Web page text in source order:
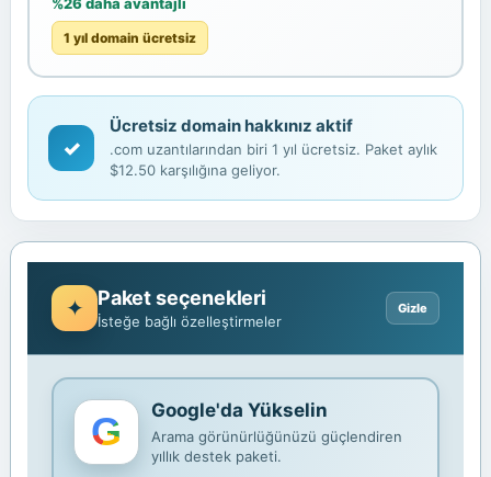
1 yıl domain ücretsiz
✓
Ücretsiz domain hakkınız aktif
.com uzantılarından biri 1 yıl ücretsiz. Paket aylık
$12.50 karşılığına geliyor.
Paket seçenekleri
İsteğe bağlı özelleştirmeler
Google'da Yükselin
Arama görünürlüğünüzü güçlendiren
yıllık destek paketi.